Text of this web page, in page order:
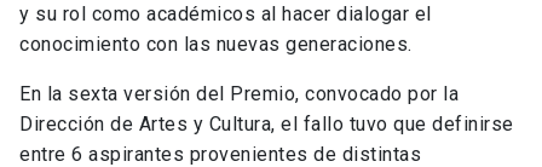
y su rol como académicos al hacer dialogar el
conocimiento con las nuevas generaciones.
En la sexta versión del Premio, convocado por la
Dirección de Artes y Cultura, el fallo tuvo que definirse
entre 6 aspirantes provenientes de distintas